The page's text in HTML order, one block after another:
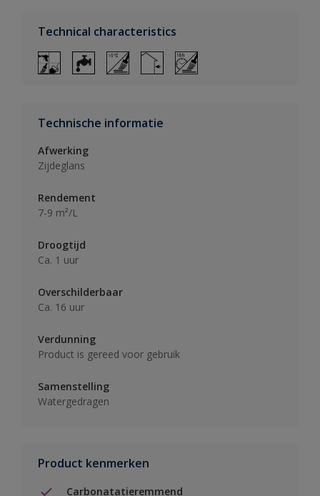
Technical characteristics
Technische informatie
Afwerking
Zijdeglans
Rendement
7-9 m²/L
Droogtijd
Ca. 1 uur
Overschilderbaar
Ca. 16 uur
Verdunning
Product is gereed voor gebruik
Samenstelling
Watergedragen
Product kenmerken
Carbonatatieremmend